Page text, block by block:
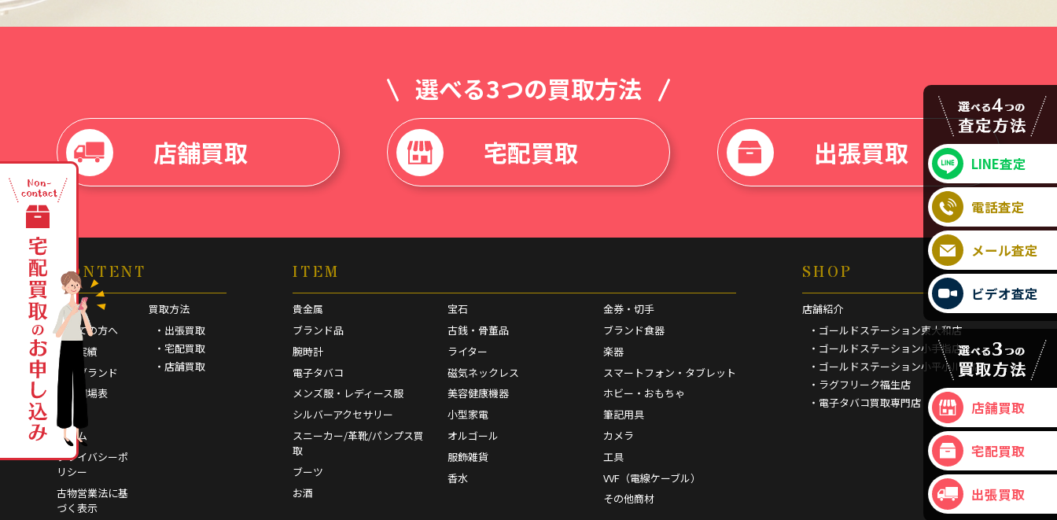
選べる3つの買取方法
店舗買取
宅配買取 出張買取
CONTENT
HOME
初めての方へ
買取実績
取扱ブランド
買取相場表
FAQ
コラム
プライバシーポ
リシー
古物営業法に基
づく表示
買取方法
・出張買取
・宅配買取
・店舗買取
ITEM
貴金属
ブランド品
腕時計
電子タバコ
メンズ服・レディース服
シルバーアクセサリー
スニーカー/革靴/パンプス買
取
ブーツ
お酒
宝石
古銭・骨董品
ライター
磁気ネックレス
美容健康機器
小型家電
オルゴール
服飾雑貨
香水
金券・切手
ブランド食器
楽器
スマートフォン・タブレット
ホビー・おもちゃ
筆記用具
カメラ
工具
VVF（電線ケーブル）
その他商材
SHOP
店舗紹介
・ゴールドステーション東大和店
・ゴールドステーション小手指店
・ゴールドステーション小平小川町店
・ラグフリーク福生店
・電子タバコ買取専門店
LINE査定
電話査定
メール査定
ビデオ査定
店舗買取
宅配買取
出張買取